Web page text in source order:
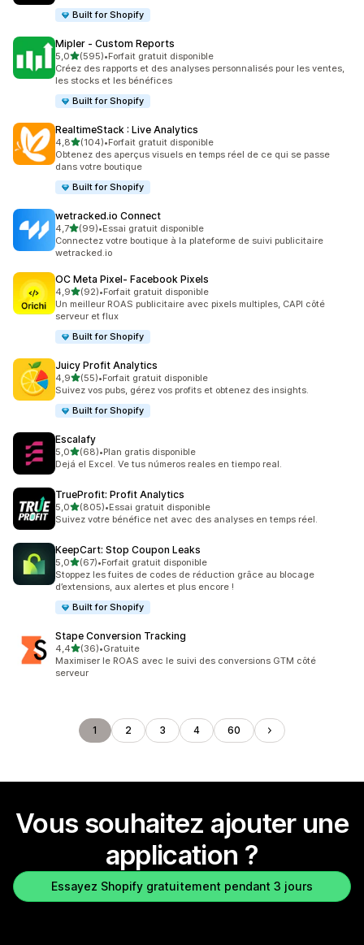
Built for Shopify
Mipler ‑ Custom Reports
5,0étoile(s) sur 5
(595)
595 avis au total
•Forfait gratuit disponible
Créez des rapports et des analyses personnalisés pour les ventes,
les stocks et les bénéfices
Built for Shopify
RealtimeStack : Live Analytics
4,8étoile(s) sur 5
(104)
104 avis au total
•Forfait gratuit disponible
Obtenez des aperçus visuels en temps réel de ce qui se passe
dans votre boutique
Built for Shopify
wetracked.io Connect
4,7étoile(s) sur 5
(99)
99 avis au total
•Essai gratuit disponible
Connectez votre boutique à la plateforme de suivi publicitaire
wetracked.io
OC Meta Pixel‑ Facebook Pixels
4,9étoile(s) sur 5
(92)
92 avis au total
•Forfait gratuit disponible
Un meilleur ROAS publicitaire avec pixels multiples, CAPI côté
serveur et flux
Built for Shopify
Juicy Profit Analytics
4,9étoile(s) sur 5
(55)
55 avis au total
•Forfait gratuit disponible
Suivez vos pubs, gérez vos profits et obtenez des insights.
Built for Shopify
Escalafy
5,0étoile(s) sur 5
(68)
68 avis au total
•Plan gratis disponible
Dejá el Excel. Ve tus números reales en tiempo real.
TrueProfit: Profit Analytics
5,0étoile(s) sur 5
(805)
805 avis au total
•Essai gratuit disponible
Suivez votre bénéfice net avec des analyses en temps réel.
KeepCart: Stop Coupon Leaks
5,0étoile(s) sur 5
(67)
67 avis au total
•Forfait gratuit disponible
Stoppez les fuites de codes de réduction grâce au blocage
d’extensions, aux alertes et plus encore !
Built for Shopify
Stape Conversion Tracking
4,4étoile(s) sur 5
(36)
36 avis au total
•Gratuite
Maximiser le ROAS avec le suivi des conversions GTM côté
serveur
1 2 3 4 60
Vous souhaitez ajouter une
application ?
Essayez Shopify gratuitement pendant 3 jours